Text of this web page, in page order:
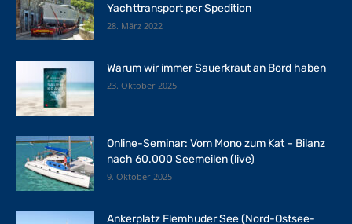
Yachttransport per Spedition
28. März 2022
Warum wir immer Sauerkraut an Bord haben
23. Oktober 2025
Online-Seminar: Vom Mono zum Kat – Bilanz
nach 60.000 Seemeilen (live)
9. Oktober 2025
Ankerplatz Flemhuder See (Nord-Ostsee-